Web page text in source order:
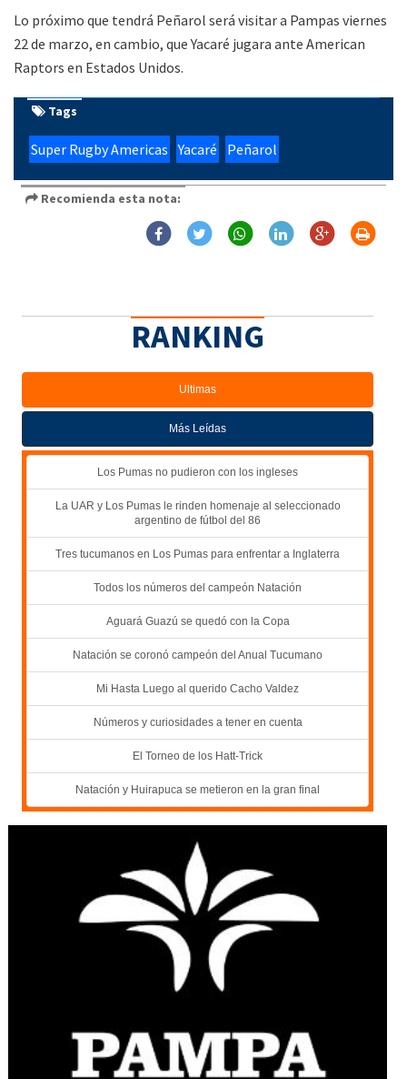
Lo próximo que tendrá Peñarol será visitar a Pampas viernes
22 de marzo, en cambio, que Yacaré jugara ante American
Raptors en Estados Unidos.
Tags
Super Rugby Americas Yacaré Peñarol
Recomienda esta nota:
RANKING
Ultimas
Más Leídas
Los Pumas no pudieron con los ingleses
La UAR y Los Pumas le rinden homenaje al seleccionado
argentino de fútbol del 86
Tres tucumanos en Los Pumas para enfrentar a Inglaterra
Todos los números del campeón Natación
Aguará Guazú se quedó con la Copa
Natación se coronó campeón del Anual Tucumano
Mi Hasta Luego al querido Cacho Valdez
Números y curiosidades a tener en cuenta
El Torneo de los Hatt-Trick
Natación y Huirapuca se metieron en la gran final